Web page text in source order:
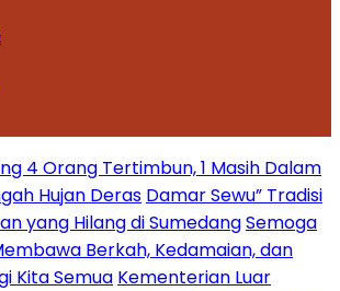
4 Orang Tertimbun, 1 Masih Dalam
Hujan Deras Damar Sewu” Tradisi
yang Hilang di SumedangSemoga
Berkah, Kedamaian, dan
Kita Semua Kementerian Luar